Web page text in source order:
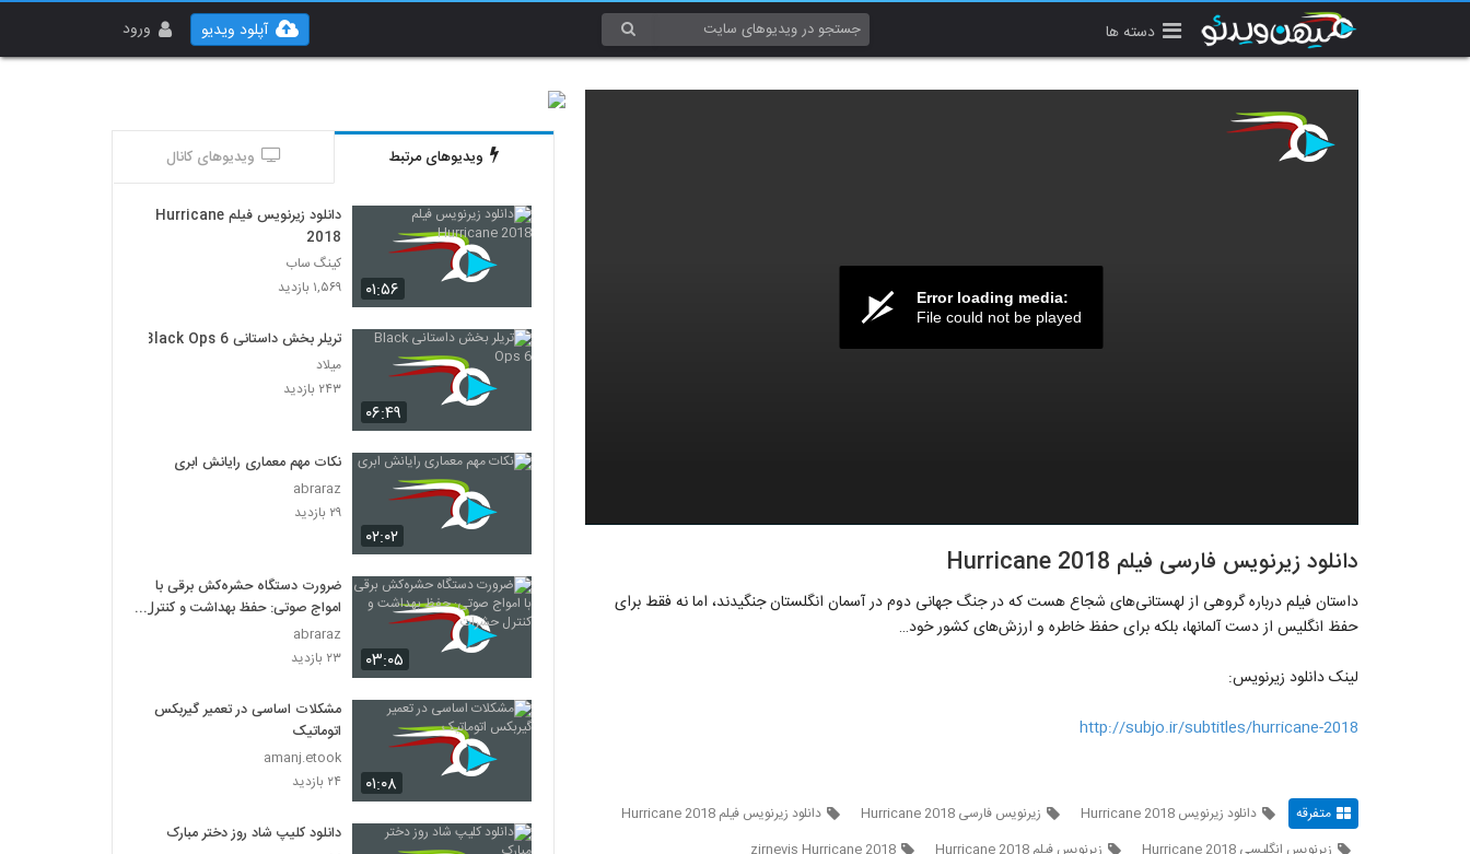
دسته ها ورود آپلود ویدیو
Error loading media:
File could not be played
دانلود زیرنویس فارسی فیلم Hurricane 2018
داستان فیلم درباره گروهی از لهستانی‌های شجاع هست که در جنگ جهانی دوم در آسمان انگلستان جنگیدند، اما نه فقط برای
حفظ انگلیس از دست آلمان‎ها، بلکه برای حفظ خاطره و ارزش‌های کشور خود…
لینک دانلود زیرنویس:
http://subjo.ir/subtitles/hurricane-2018
متفرقه دانلود زیرنویس Hurricane 2018 زیرنویس فارسی Hurricane 2018
دانلود زیرنویس فیلم Hurricane 2018
زیرنویس انگلیسی Hurricane 2018
زیرنویس فیلم Hurricane 2018
zirnevis Hurricane 2018
ویدیوهای مرتبط ویدیوهای کانال
۰۱:۵۶
دانلود زیرنویس فیلم Hurricane
2018
کینگ ساب
۱,۵۶۹ بازدید
۰۶:۴۹
تریلر بخش داستانی Black Ops 6
میلاد
۲۴۳ بازدید
۰۲:۰۲
نکات مهم معماری رایانش ابری
abraraz
۲۹ بازدید
۰۳:۰۵
ضرورت دستگاه حشره‌کش برقی با
امواج صوتی: حفظ بهداشت و کنترل
حشرات
abraraz
۲۳ بازدید
۰۱:۰۸
مشکلات اساسی در تعمیر گیربکس
اتوماتیک
amanj.etook
۲۴ بازدید
دانلود کلیپ شاد روز دختر مبارک